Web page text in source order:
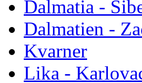
Dalmatia -
Dalmatien -
Kvarner
Lika -